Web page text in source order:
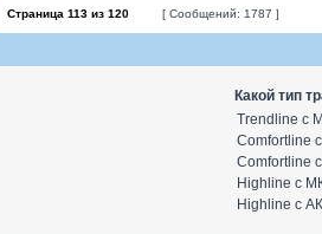
Страница 113 из 120 [ Сообщений: 1787 ]
Какой тип
Trendline с
Comfortline
Comfortline
Highline с
Highline с